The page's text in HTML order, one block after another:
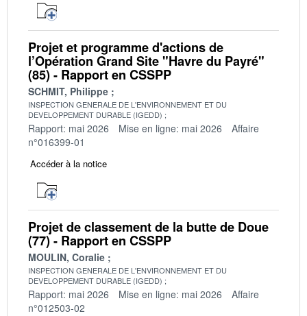
Projet et programme d'actions de
l’Opération Grand Site "Havre du Payré"
(85) - Rapport en CSSPP
SCHMIT, Philippe
INSPECTION GENERALE DE L'ENVIRONNEMENT ET DU
DEVELOPPEMENT DURABLE (IGEDD)
Rapport: mai 2026 Mise en ligne: mai 2026
Affaire
n°016399-01
Accéder à la notice
Projet de classement de la butte de Doue
(77) - Rapport en CSSPP
MOULIN, Coralie
INSPECTION GENERALE DE L'ENVIRONNEMENT ET DU
DEVELOPPEMENT DURABLE (IGEDD)
Rapport: mai 2026 Mise en ligne: mai 2026
Affaire
n°012503-02